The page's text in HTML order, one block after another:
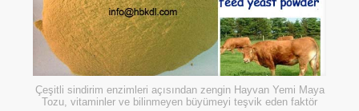
Çeşitli sindirim enzimleri açısından zengin Hayvan Yemi Maya
Tozu, vitaminler ve bilinmeyen büyümeyi teşvik eden faktör